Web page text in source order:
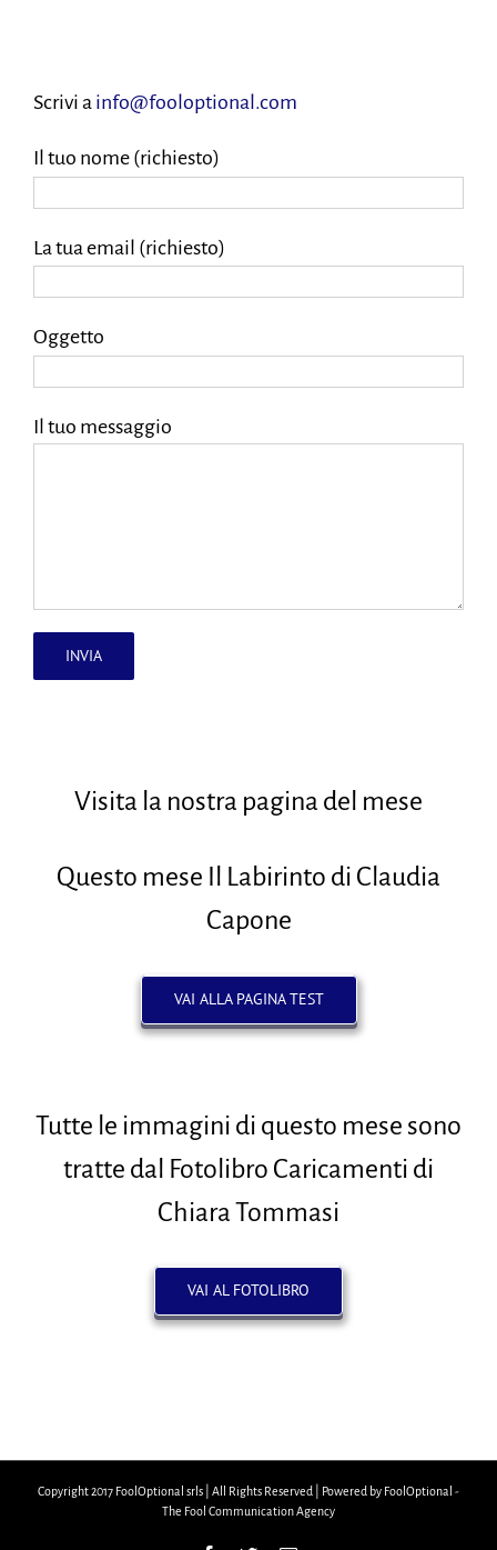
Scrivi a info@fooloptional.com
Il tuo nome (richiesto)
La tua email (richiesto)
Oggetto
Il tuo messaggio
Visita la nostra pagina del mese
Questo mese Il Labirinto di Claudia
Capone
VAI ALLA PAGINA TEST
Tutte le immagini di questo mese sono
tratte dal Fotolibro Caricamenti di
Chiara Tommasi
VAI AL FOTOLIBRO
Copyright 2017 FoolOptional srls | All Rights Reserved | Powered by FoolOptional -
The Fool Communication Agency